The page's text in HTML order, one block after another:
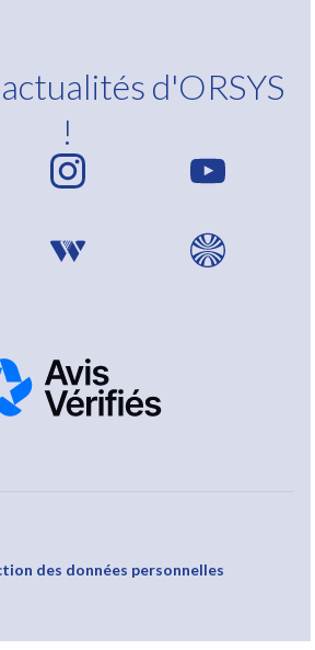
d'ORSYS
!
des données personnelles